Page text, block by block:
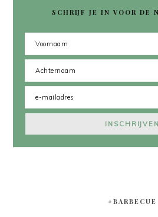
SCHRIJF JE IN VOOR DE
#BARBECUE